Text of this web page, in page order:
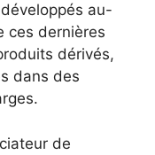
au-
ces dernières
dérivés,
dans des
de